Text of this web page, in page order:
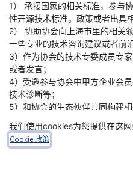
1） 承接国家的相关标准，参与
性开源技术标准，政策或者出具
2） 协助协会向上海市里的相关
一些专业的技术咨询建议或者前
3）作为协会的技术专委成员专
或者发言；
4）受邀参与协会中甲方企业会
技术诊断等；
5）和协会的生态伙伴共同构建
6）组成一些专业技术领域的工
究。
我们使用cookies为您提供在这网
Cookie 政策